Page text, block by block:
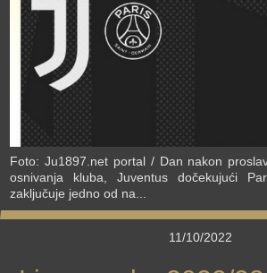
Foto: Ju1897.net portal / Dan nakon
osnivanja kluba, Juventus dočekujući
zaključuje jedno od na...
11/10/2022